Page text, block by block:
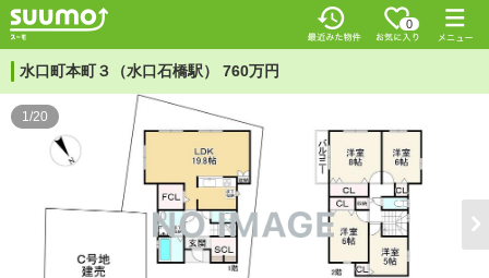
0
水口町本町３（水口石橋駅） 760万円
1/20